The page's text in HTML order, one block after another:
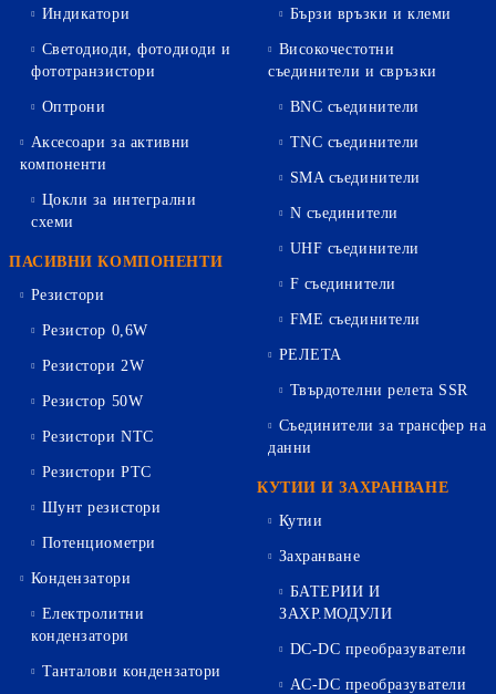
Индикатори
Светодиоди, фотодиоди и
фототранзистори
Оптрони
Аксесоари за активни
компоненти
Цокли за интегрални
схеми
ПАСИВНИ КОМПОНЕНТИ
Резистори
Резистор 0,6W
Резистори 2W
Резистор 50W
Резистори NTC
Резистори PTC
Шунт резистори
Потенциометри
Кондензатори
Електролитни
кондензатори
Танталови кондензатори
Бързи връзки и клеми
Високочестотни
съединители и свръзки
BNC съединители
TNC съединители
SMA съединители
N съединители
UHF съединители
F съединители
FME съединители
РЕЛЕТА
Твърдотелни релета SSR
Съединители за трансфер на
данни
КУТИИ И ЗАХРАНВАНЕ
Кутии
Захранване
БАТЕРИИ И
ЗАХР.МОДУЛИ
DC-DC преобразуватели
AC-DC преобразуватели